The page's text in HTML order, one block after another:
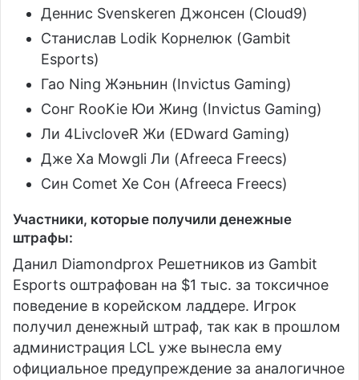
Деннис Svenskeren Джонсен (Cloud9)
Станислав Lodik Корнелюк (Gambit
Esports)
Гао Ning Жэньнин (Invictus Gaming)
Сонг RooKie Юи Жинg (Invictus Gaming)
Ли 4LivcloveR Жи (EDward Gaming)
Дже Ха Mowgli Ли (Afreeca Freecs)
Син Comet Хе Сон (Afreeca Freecs)
Участники, которые получили денежные
штрафы:
Данил Diamondprox Решетников из Gambit
Esports оштрафован на $1 тыс. за токсичное
поведение в корейском ладдере. Игрок
получил денежный штраф, так как в прошлом
администрация LCL уже вынесла ему
официальное предупреждение за аналогичное